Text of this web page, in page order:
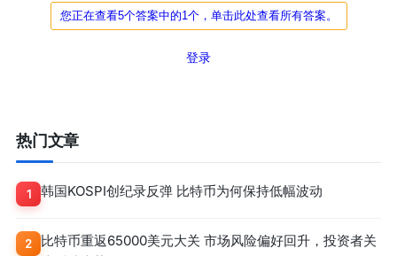
您正在查看5个答案中的1个，单击此处查看所有答案。
登录
热门文章
1 韩国KOSPI创纪录反弹 比特币为何保持低幅波动
2
比特币重返65000美元大关 市场风险偏好回升，投资者关